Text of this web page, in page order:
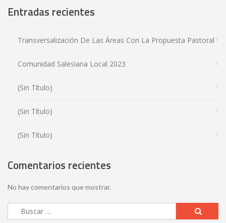
Entradas recientes
Transversalización De Las Áreas Con La Propuesta Pastoral
Comunidad Salesiana Local 2023
(sin Título)
(sin Título)
(sin Título)
Comentarios recientes
No hay comentarios que mostrar.